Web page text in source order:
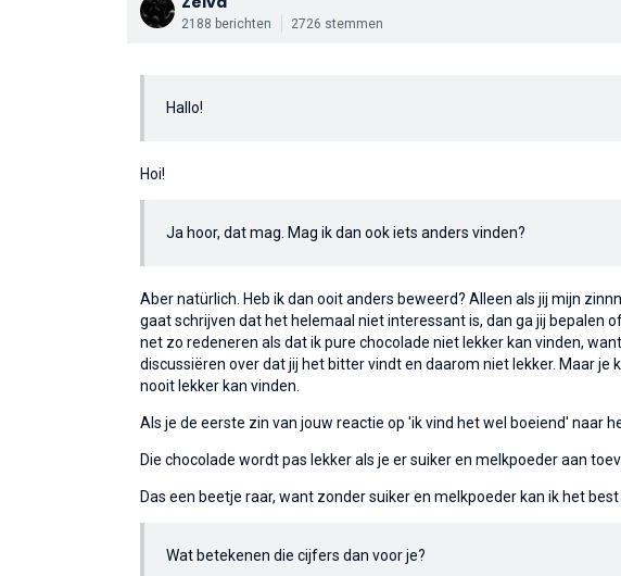
2188 berichten 2726 stemmen
Hallo!
Hoi!
Ja hoor, dat mag. Mag ik dan ook iets anders vinden?
Aber natürlich. Heb ik dan ooit anders beweerd? Alleen als jij mijn
gaat schrijven dat het helemaal niet interessant is, dan ga jij bepalen
net zo redeneren als dat ik pure chocolade niet lekker kan vinden,
discussiëren over dat jij het bitter vindt en daarom niet lekker. Maar
nooit lekker kan vinden.
Als je de eerste zin van jouw reactie op 'ik vind het wel boeiend' naar
Die chocolade wordt pas lekker als je er suiker en melkpoeder aan
Das een beetje raar, want zonder suiker en melkpoeder kan ik het best
Wat betekenen die cijfers dan voor je?